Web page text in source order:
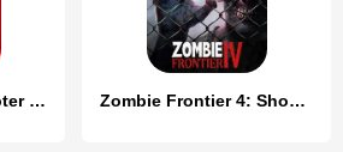
Zombie Loop - Shooter survival Zombie Frontier 4: Shooting 3D